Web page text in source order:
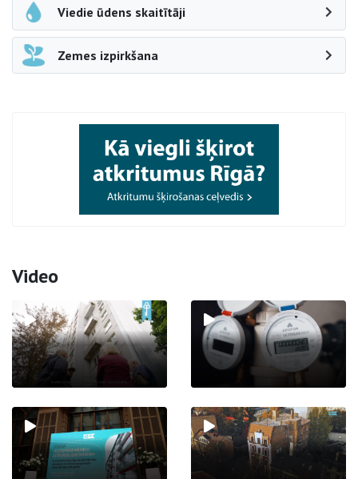
Viedie ūdens skaitītāji
Zemes izpirkšana
Video